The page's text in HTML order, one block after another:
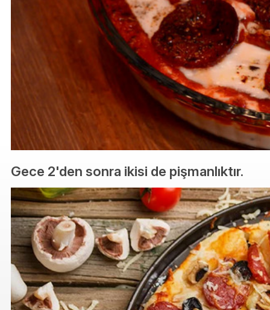
Gece 2'den sonra ikisi de pişmanlıktır.